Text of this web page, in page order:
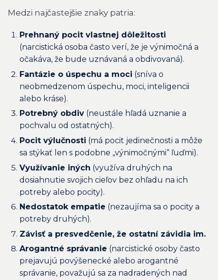
Medzi najčastejšie znaky patria:
Prehnaný pocit vlastnej dôležitosti
(narcistická osoba často verí, že je výnimočná a
očakáva, že bude uznávaná a obdivovaná).
Fantázie o úspechu a moci (sníva o
neobmedzenom úspechu, moci, inteligencii
alebo kráse).
Potrebný obdiv (neustále hľadá uznanie a
pochvalu od ostatných).
Pocit výlučnosti (má pocit jedinečnosti a môže
sa stýkať len s podobne „výnimočnými“ ľuďmi).
Využívanie iných (využíva druhých na
dosiahnutie svojich cieľov bez ohľadu na ich
potreby alebo pocity).
Nedostatok empatie (nezaujíma sa o pocity a
potreby druhých).
Závisť a presvedčenie, že ostatní závidia im.
Arogantné správanie (narcistické osoby často
prejavujú povýšenecké alebo arogantné
správanie, považujú sa za nadradených nad